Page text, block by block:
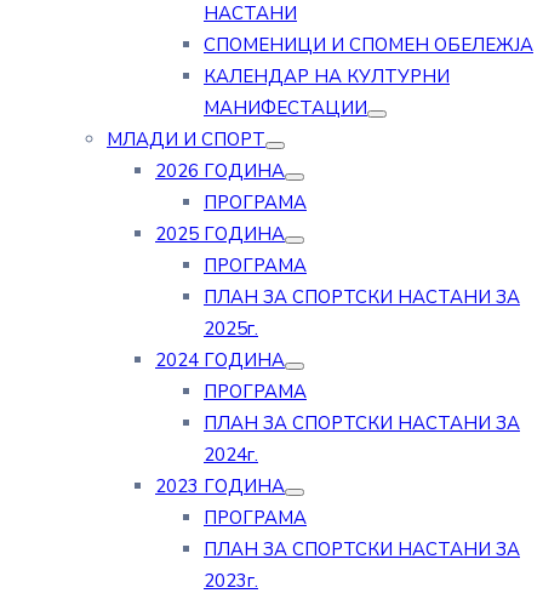
НАСТАНИ
СПОМЕНИЦИ И СПОМЕН ОБЕЛЕЖЈА
КАЛЕНДАР НА КУЛТУРНИ
МАНИФЕСТАЦИИ
МЛАДИ И СПОРТ
2026 ГОДИНА
ПРОГРАМА
2025 ГОДИНА
ПРОГРАМА
ПЛАН ЗА СПОРТСКИ НАСТАНИ ЗА
2025г.
2024 ГОДИНА
ПРОГРАМА
ПЛАН ЗА СПОРТСКИ НАСТАНИ ЗА
2024г.
2023 ГОДИНА
ПРОГРАМА
ПЛАН ЗА СПОРТСКИ НАСТАНИ ЗА
2023г.